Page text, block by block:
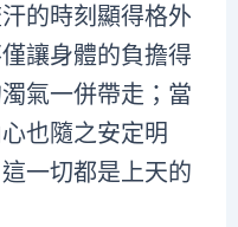
的時刻顯得格外
讓身體的負擔得
氣一併帶走；當
也隨之安定明
一切都是上天的